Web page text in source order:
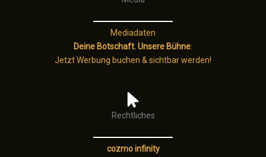
Mediadaten
Deine Botschaft. Unsere Bühne:
Jetzt Werbung buchen & sichtbar werden!
Rechtliches
cozmo infinity